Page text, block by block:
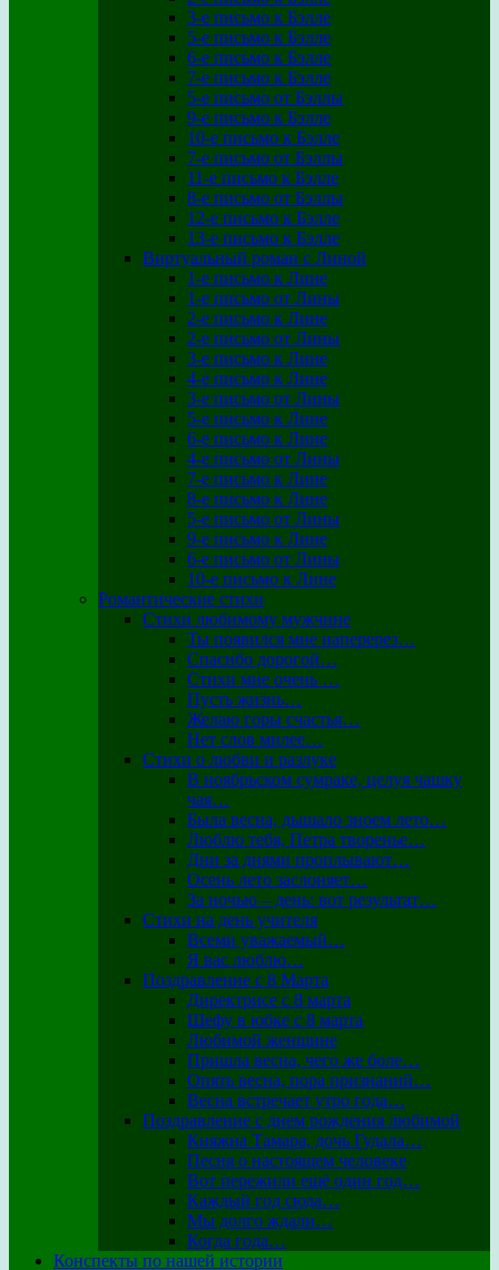
3-е письмо к Бэлле
5-е письмо к Бэлле
6-е письмо к Бэлле
7-е письмо к Бэлле
5-е письмо от Бэллы
9-е письмо к Бэлле
10-е письмо к Бэлле
7-е письмо от Бэллы
11-е письмо к Бэлле
8-е письмо от Бэллы
12-е письмо к Бэлле
13-е письмо к Бэлле
Виртуальный роман с Линой
1-е письмо к Лине
1-е письмо от Лины
2-е письмо к Лине
2-е письмо от Лины
3-е письмо к Лине
4-е письмо к Лине
3-е письмо от Лины
5-е письмо к Лине
6-е письмо к Лине
4-е письмо от Лины
7-е письмо к Лине
8-е письмо к Лине
5-е письмо от Лины
9-е письмо к Лине
6-е письмо от Лины
10-е письмо к Лине
Романтические стихи
Стихи любимому мужчине
Ты появился мне наперерез…
Спасибо дорогой…
Стихи мне очень …
Пусть жизнь…
Желаю горы счастья…
Нет слов милее…
Стихи о любви и разлуке
В ноябрьском сумраке, целуя чашку
чая…
Была весна, дышало зноем лето…
Люблю тебя, Петра творенье…
Дни за днями проплывают…
Осень лето заслоняет…
За ночью – день: вот результат…
Стихи на день учителя
Всеми уважаемый…
Я вас люблю…
Поздравление с 8 Марта
Директрисе с 8 марта
Шефу в юбке с 8 марта
Любимой женщине
Пришла весна, чего же боле…
Опять весна, пора признаний…
Весна встречает утро года…
Поздравление с днем рождения любимой
Княжна Тамара, дочь Гудала…
Песня о настоящем человеке
Вот пережили ещё один год…
Каждый год сюда…
Мы долго ждали…
Когда года…
Конспекты по нашей истории